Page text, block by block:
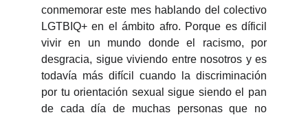
conmemorar este mes hablando del colectivo
LGTBIQ+ en el ámbito afro. Porque es díficil
vivir en un mundo donde el racismo, por
desgracia, sigue viviendo entre nosotros y es
todavía más difícil cuando la discriminación
por tu orientación sexual sigue siendo el pan
de cada día de muchas personas que no